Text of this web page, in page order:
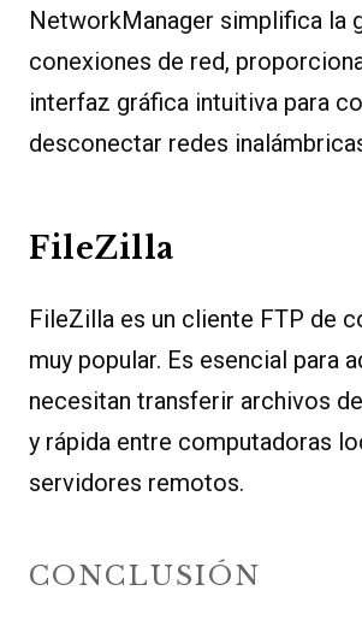
NetworkManager simplifica la
conexiones de red,
interfaz gráfica intuitiva para
desconectar redes
FileZilla
FileZilla es un cliente FTP de
muy popular. Es esencial para
necesitan transferir archivos
y rápida entre computadoras
servidores remotos.
CONCLUSIÓN